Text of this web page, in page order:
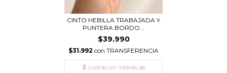
CINTO HEBILLA TRABAJADA Y
PUNTERA BORDO...
$39.990
$31.992 con TRANSFERENCIA
3 cuotas sin interés de